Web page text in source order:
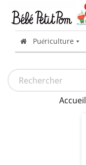
Puériculture
Accueil